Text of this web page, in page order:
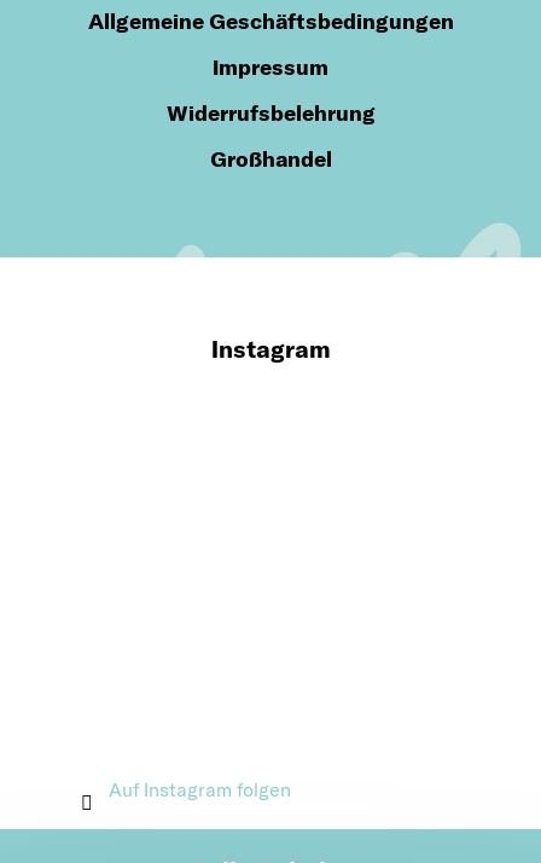
Allgemeine Geschäftsbedingungen
Impressum
Widerrufsbelehrung
Großhandel
Instagram
Auf Instagram folgen